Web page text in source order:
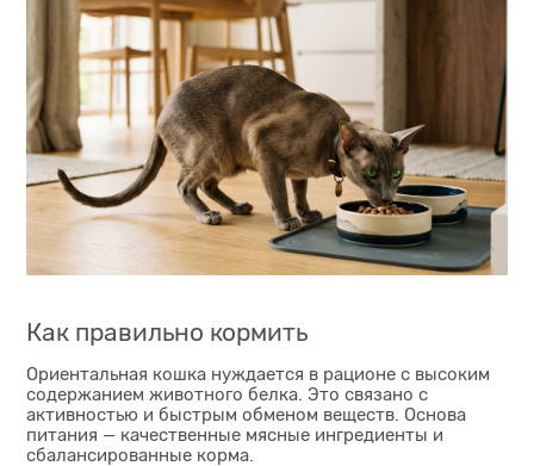
Как правильно кормить
Ориентальная кошка нуждается в рационе с высоким
содержанием животного белка. Это связано с
активностью и быстрым обменом веществ. Основа
питания — качественные мясные ингредиенты и
сбалансированные корма.